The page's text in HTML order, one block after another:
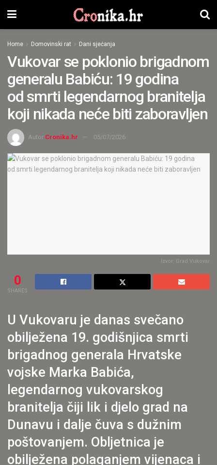
Home Domovinski rat Dani sjećanja
Vukovar se poklonio brigadnom
generalu Babiću: 19 godina
od smrti legendarnog branitelja
koji nikada neće biti zaboravljen
Autor Cronika.hr 05/07/2026
Izvor: Grad Vukovar
0
SHARES
U Vukovaru je danas svečano
obilježena 19. godišnjica smrti
brigadnog generala Hrvatske
vojske Marka Babića,
legendarnog vukovarskog
branitelja čiji lik i djelo grad na
Dunavu i dalje čuva s dužnim
poštovanjem. Obljetnica je
obilježena polaganjem vijenaca i